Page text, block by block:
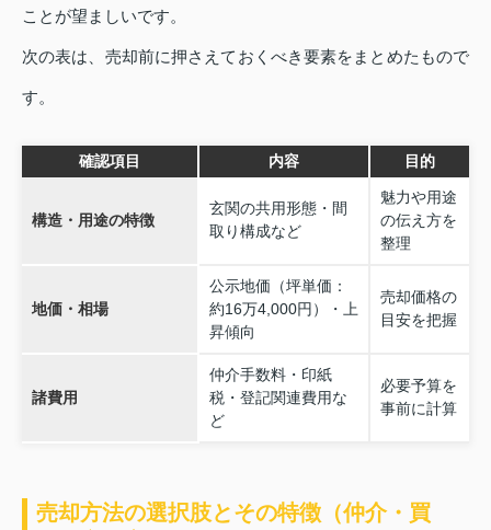
ことが望ましいです。
次の表は、売却前に押さえておくべき要素をまとめたもので
す。
確認項目 内容 目的
構造・用途の特徴
玄関の共用形態・間
取り構成など
魅力や用途
の伝え方を
整理
地価・相場
公示地価（坪単価：
約16万4,000円）・上
昇傾向
売却価格の
目安を把握
諸費用
仲介手数料・印紙
税・登記関連費用な
ど
必要予算を
事前に計算
売却方法の選択肢とその特徴（仲介・買